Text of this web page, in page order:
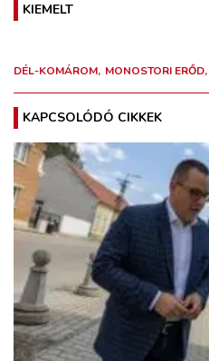
KIEMELT
DÉL-KOMÁROM MONOSTORI ERŐD
KAPCSOLÓDÓ CIKKEK